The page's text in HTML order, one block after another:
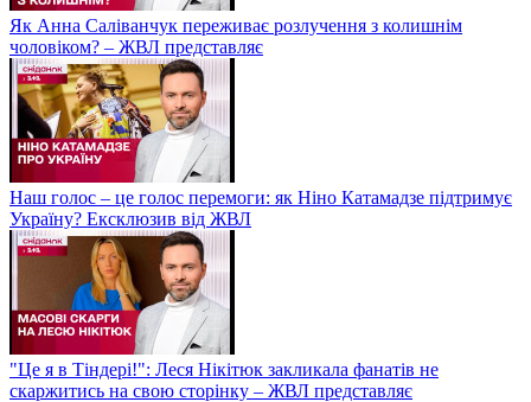
Як Анна Саліванчук переживає розлучення з колишнім
чоловіком? – ЖВЛ представляє
Наш голос – це голос перемоги: як Ніно Катамадзе підтримує
Україну? Ексклюзив від ЖВЛ
"Це я в Тіндері!": Леся Нікітюк закликала фанатів не
скаржитись на свою сторінку – ЖВЛ представляє